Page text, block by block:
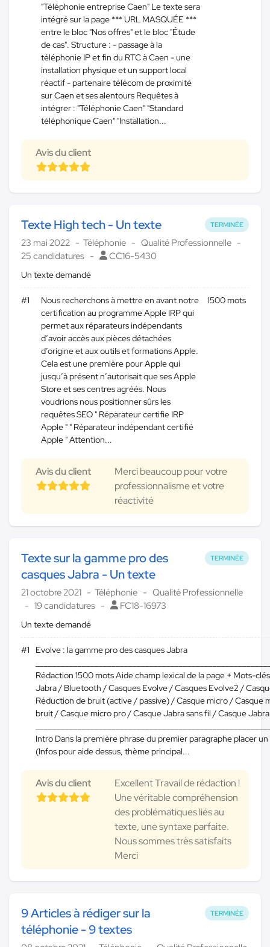
"Téléphonie entreprise Caen" Le texte sera
intégré sur la page *** URL MASQUÉE ***
entre le bloc "Nos offres" et le bloc "Étude
de cas". Structure : - passage à la
téléphonie IP et fin du RTC à Caen - une
installation physique et un support local
réactif - partenaire télécom de proximité
sur Caen et ses alentours Requêtes à
intégrer : "Téléphonie Caen" "Standard
téléphonique Caen" "Installation...
Avis du client
TERMINÉE
Texte High tech - Un texte
23 mai 2022 Téléphonie
Qualité Professionnelle
25 candidatures
CC16-5430
Un texte demandé
#1
Nous recherchons à mettre en avant notre
certification au programme Apple IRP qui
permet aux réparateurs indépendants
d’avoir accès aux pièces détachées
d’origine et aux outils et formations Apple.
Cela est une première pour Apple qui
jusqu’à présent n’autorisait que ses Apple
Store et ses centres agréés. Nous
voudrions nous positionner sûrs les
requêtes SEO " Réparateur certifie IRP
Apple " " Réparateur indépendant certifié
Apple " Attention...
1500 mots
Avis du client
Merci beaucoup pour votre
professionnalisme et votre
réactivité
TERMINÉE
Texte sur la gamme pro des
casques Jabra - Un texte
21 octobre 2021 Téléphonie
Qualité Professionnelle
19 candidatures
FC18-16973
Un texte demandé
#1
Evolve : la gamme pro des casques Jabra
Rédaction 1500 mots Aide champ lexical de la page + Mots-
Jabra / Bluetooth / Casques Evolve / Casques Evolve2 /
Réduction de bruit (active / passive) / Casque micro / Casque
bruit / Casque micro pro / Casque Jabra sans fil / Casque
Intro Dans la première phrase du premier paragraphe placer
(Infos pour aide dessus, thème principal...
Avis du client
Excellent Travail de rédaction !
Une véritable compréhension
des problématiques liés au
texte, une syntaxe parfaite.
Nous sommes très satisfaits
Merci
TERMINÉE
9 Articles à rédiger sur la
téléphonie - 9 textes